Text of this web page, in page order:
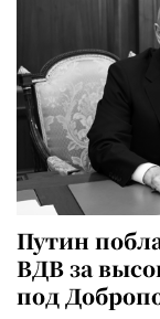
Путин
ВДВ за
под